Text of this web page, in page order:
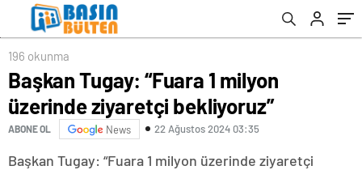
196 okunma
Başkan Tugay: “Fuara 1 milyon
üzerinde ziyaretçi bekliyoruz”
ABONE OL News 22 Ağustos 2024 03:35
Başkan Tugay: “Fuara 1 milyon üzerinde ziyaretçi